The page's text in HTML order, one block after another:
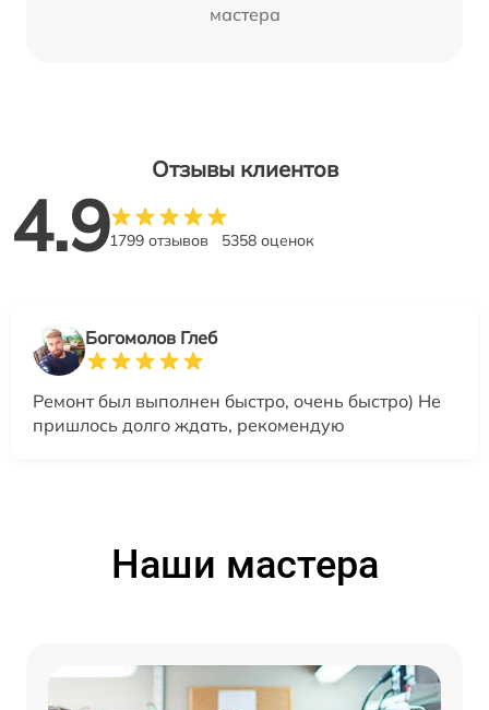
мастера
Отзывы клиентов
4.91799 отзывов 5358 оценок
Богомолов Глеб
Ремонт был выполнен быстро, очень быстро) Не
пришлось долго ждать, рекомендую
Наши мастера